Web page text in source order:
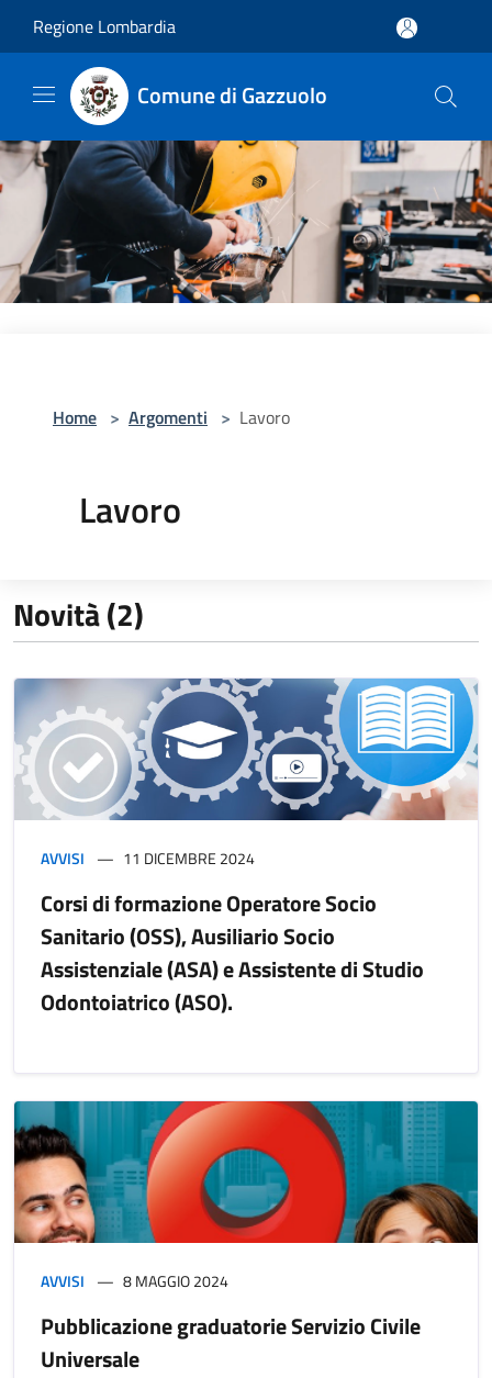
Regione Lombardia
Comune di Gazzuolo
Home > Argomenti > Lavoro
Lavoro
Novità (2)
AVVISI 11 DICEMBRE 2024
Corsi di formazione Operatore Socio
Sanitario (OSS), Ausiliario Socio
Assistenziale (ASA) e Assistente di Studio
Odontoiatrico (ASO).
AVVISI 8 MAGGIO 2024
Pubblicazione graduatorie Servizio Civile
Universale